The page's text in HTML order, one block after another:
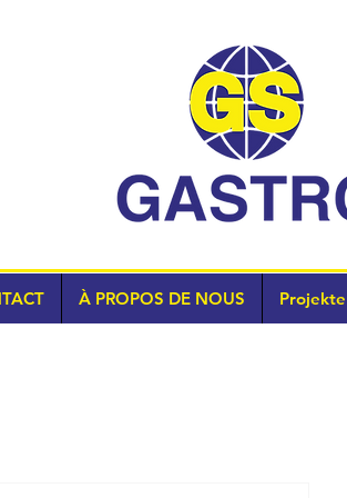
À PROPOS DE NOUS Projekte